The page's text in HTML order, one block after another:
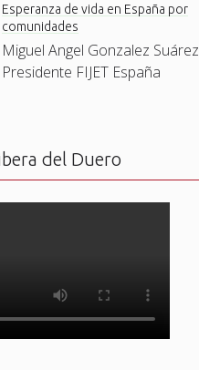
Esperanza de vida en España por
comunidades
Miguel Angel Gonzalez Suárez
Presidente FIJET España
del Duero